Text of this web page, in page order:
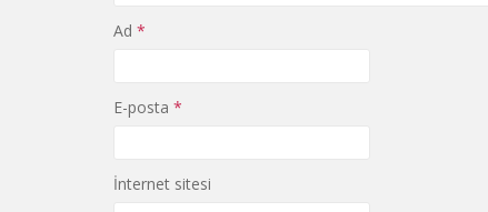
Ad *
E-posta *
İnternet sitesi